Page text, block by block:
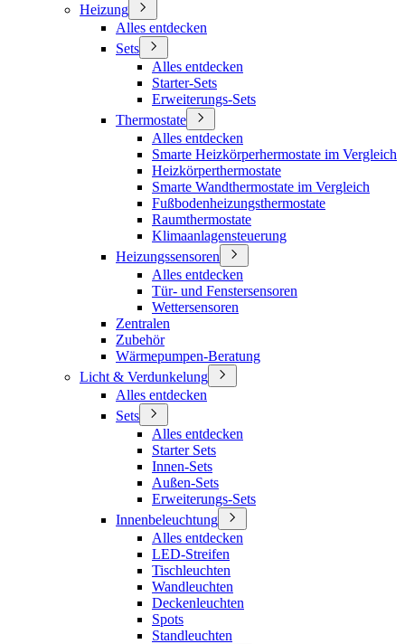
Heizung
Alles entdecken
Sets
Alles entdecken
Starter-Sets
Erweiterungs-Sets
Thermostate
Alles entdecken
Smarte Heizkörperhermostate im Vergleich
Heizkörperthermostate
Smarte Wandthermostate im Vergleich
Fußbodenheizungsthermostate
Raumthermostate
Klimaanlagensteuerung
Heizungssensoren
Alles entdecken
Tür- und Fenstersensoren
Wettersensoren
Zentralen
Zubehör
Wärmepumpen-Beratung
Licht & Verdunkelung
Alles entdecken
Sets
Alles entdecken
Starter Sets
Innen-Sets
Außen-Sets
Erweiterungs-Sets
Innenbeleuchtung
Alles entdecken
LED-Streifen
Tischleuchten
Wandleuchten
Deckenleuchten
Spots
Standleuchten